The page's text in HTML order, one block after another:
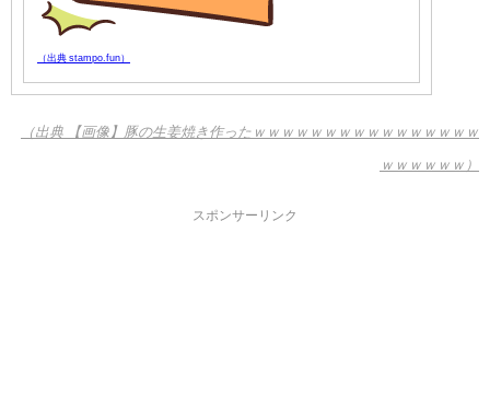
（出典 stampo.fun）
（出典 【画像】豚の生姜焼き作ったｗｗｗｗｗｗｗｗｗｗｗｗｗｗｗｗ
ｗｗｗｗｗｗ）
スポンサーリンク